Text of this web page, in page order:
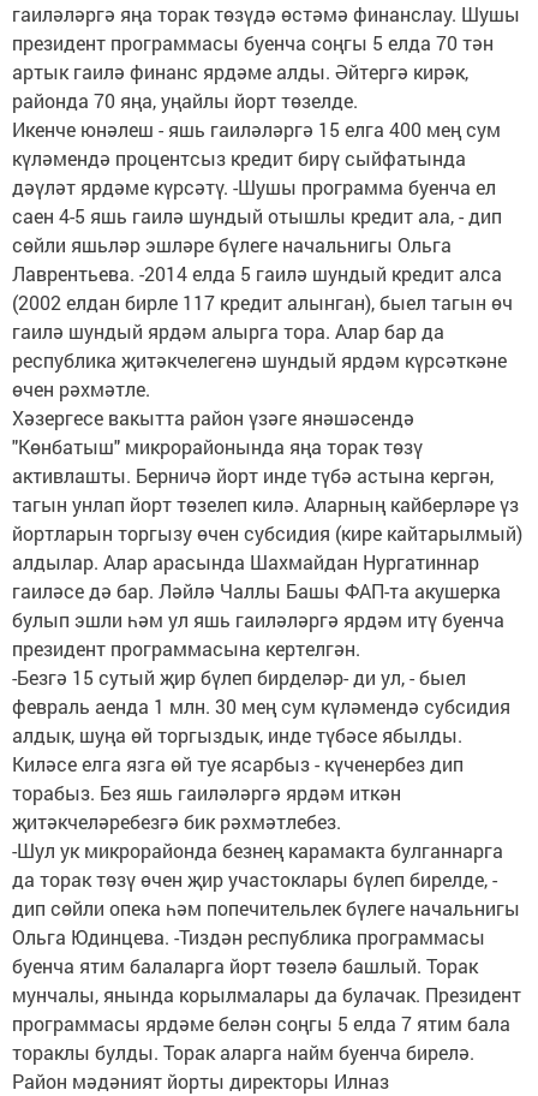
гаиләләргә яңа торак төзүдә өстәмә финанслау. Шушы
президент программасы буенча соңгы 5 елда 70 тән
артык гаилә финанс ярдәме алды. Әйтергә кирәк,
районда 70 яңа, уңайлы йорт төзелде.
Икенче юнәлеш - яшь гаиләләргә 15 елга 400 мең сум
күләмендә процентсыз кредит бирү сыйфатында
дәүләт ярдәме күрсәтү. -Шушы программа буенча ел
саен 4-5 яшь гаилә шундый отышлы кредит ала, - дип
сөйли яшьләр эшләре бүлеге начальнигы Ольга
Лаврентьева. -2014 елда 5 гаилә шундый кредит алса
(2002 елдан бирле 117 кредит алынган), быел тагын өч
гаилә шундый ярдәм алырга тора. Алар бар да
республика җитәкчелегенә шундый ярдәм күрсәткәне
өчен рәхмәтле.
Хәзергесе вакытта район үзәге янәшәсендә
"Көнбатыш" микрорайонында яңа торак төзү
активлашты. Берничә йорт инде түбә астына кергән,
тагын унлап йорт төзелеп килә. Аларның кайберләре үз
йортларын торгызу өчен субсидия (кире кайтарылмый)
алдылар. Алар арасында Шахмайдан Нургатиннар
гаиләсе дә бар. Ләйлә Чаллы Башы ФАП-та акушерка
булып эшли һәм ул яшь гаиләләргә ярдәм итү буенча
президент программасына кертелгән.
-Безгә 15 сутый җир бүлеп бирделәр- ди ул, - быел
февраль аенда 1 млн. 30 мең сум күләмендә субсидия
алдык, шуңа өй торгыздык, инде түбәсе ябылды.
Киләсе елга язга өй туе ясарбыз - күченербез дип
торабыз. Без яшь гаиләләргә ярдәм иткән
җитәкчеләребезгә бик рәхмәтлебез.
-Шул ук микрорайонда безнең карамакта булганнарга
да торак төзү өчен җир участоклары бүлеп бирелде, -
дип сөйли опека һәм попечительлек бүлеге начальнигы
Ольга Юдинцева. -Тиздән республика программасы
буенча ятим балаларга йорт төзелә башлый. Торак
мунчалы, янында корылмалары да булачак. Президент
программасы ярдәме белән соңгы 5 елда 7 ятим бала
тораклы булды. Торак аларга найм буенча бирелә.
Район мәдәният йорты директоры Илназ